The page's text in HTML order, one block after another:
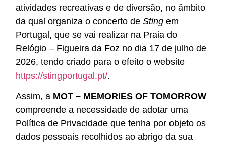
atividades recreativas e de diversão, no âmbito
da qual organiza o concerto deSting em
Portugal, que se vai realizar na Praia do
Relógio – Figueira da Foz no dia 17 de julho de
2026, tendo criado para o efeito o website
https://stingportugal.pt/.
Assim, a MOT – MEMORIES OF TOMORROW
compreende a necessidade de adotar uma
Política de Privacidade que tenha por objeto os
dados pessoais recolhidos ao abrigo da sua